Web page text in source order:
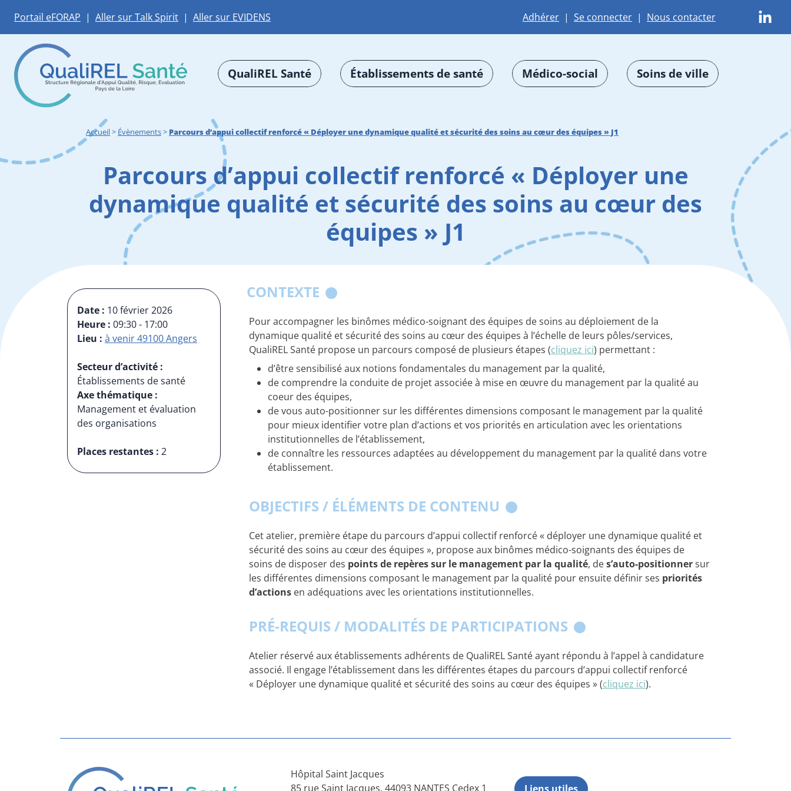
Portail eFORAP | Aller sur Talk Spirit | Aller sur EVIDENS Adhérer | Se connecter | Nous contacter
QualiREL Santé Établissements de santé Médico-social Soins de ville
Accueil> Évènements> Parcours d’appui collectif renforcé « Déployer une dynamique qualité et sécurité des soins au cœur des équipes » J1
Parcours d’appui collectif renforcé « Déployer une
dynamique qualité et sécurité des soins au cœur des
équipes » J1
Date : 10 février 2026
Heure : 09:30 - 17:00
Lieu : à venir 49100 Angers
Secteur d’activité :
Établissements de santé
Axe thématique :
Management et évaluation
des organisations
Places restantes : 2
CONTEXTE
Pour accompagner les binômes médico-soignant des équipes de soins au déploiement de la
dynamique qualité et sécurité des soins au cœur des équipes à l’échelle de leurs pôles/services,
QualiREL Santé propose un parcours composé de plusieurs étapes (cliquez ici) permettant :
d’être sensibilisé aux notions fondamentales du management par la qualité,
de comprendre la conduite de projet associée à mise en œuvre du management par la qualité au
coeur des équipes,
de vous auto-positionner sur les différentes dimensions composant le management par la qualité
pour mieux identifier votre plan d’actions et vos priorités en articulation avec les orientations
institutionnelles de l’établissement,
de connaître les ressources adaptées au développement du management par la qualité dans votre
établissement.
OBJECTIFS / ÉLÉMENTS DE CONTENU
Cet atelier, première étape du parcours d’appui collectif renforcé « déployer une dynamique qualité et
sécurité des soins au cœur des équipes », propose aux binômes médico-soignants des équipes de
soins de disposer des points de repères sur le management par la qualité, des’auto-positionnersur
les différentes dimensions composant le management par la qualité pour ensuite définir ses priorités
d’actions en adéquations avec les orientations institutionnelles.
PRÉ-REQUIS / MODALITÉS DE PARTICIPATIONS
Atelier réservé aux établissements adhérents de QualiREL Santé ayant répondu à l’appel à candidature
associé. Il engage l’établissement dans les différentes étapes du parcours d’appui collectif renforcé
« Déployer une dynamique qualité et sécurité des soins au cœur des équipes » (cliquez ici).
Hôpital Saint Jacques
85 rue Saint Jacques, 44093 NANTES Cedex 1